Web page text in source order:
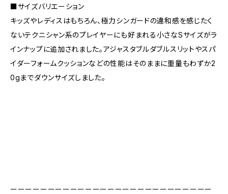
■サイズバリエーション
キッズやレディスはもちろん、極力シンガードの違和感を感じたく
ないテクニシャン系のプレイヤーにも好まれる小さなSサイズがラ
インナップに追加されました。アジャスタブルダブルスリットやスパ
イダーフォームクッションなどの性能はそのままに重量もわずか2
0gまでダウンサイズしました。
ーーーーーーーーーーーーーーーーーーーーーーーーーーー